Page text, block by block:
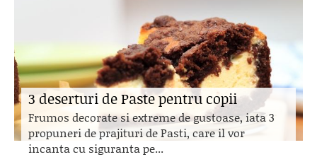
3 deserturi de Paste pentru copii
Frumos decorate si extreme de gustoase, iata 3
propuneri de prajituri de Pasti, care il vor
incanta cu siguranta pe...